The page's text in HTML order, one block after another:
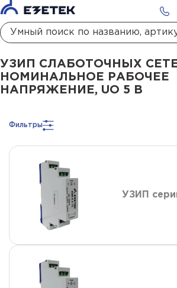
ГлавнаяКаталог УЗИПУЗИП систем передачи
УЗИП СЛАБОТОЧНЫХ
НОМИНАЛЬНОЕ РАБОЧЕЕ
НАПРЯЖЕНИЕ, UO 5 В
Фильтры
УЗИП